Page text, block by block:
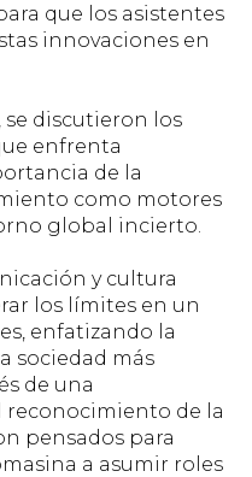
que los asistentes
innovaciones en
se discutieron los
enfrenta
de la
como motores
global incierto.
y cultura
los límites en un
enfatizando la
sociedad más
de una
reconocimiento de la
pensados para
a asumir roles